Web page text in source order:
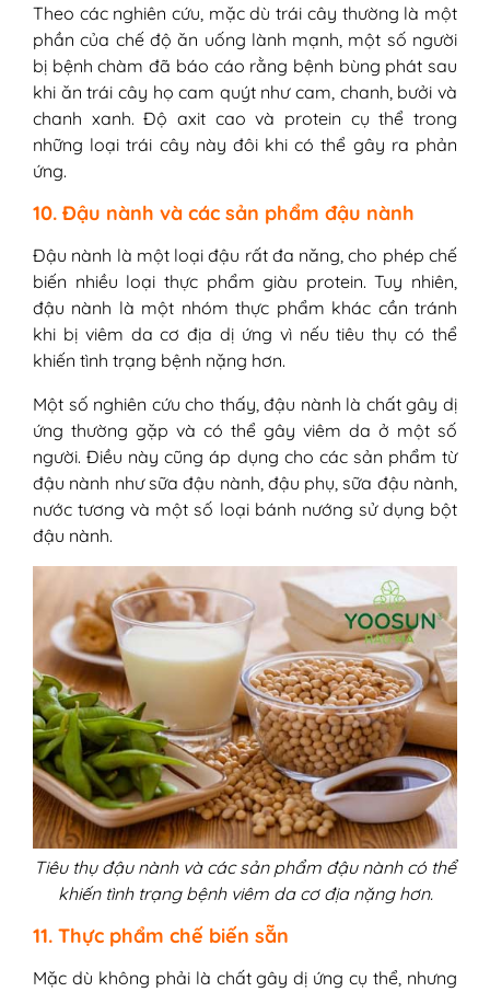
Theo các nghiên cứu, mặc dù trái cây thường là một
phần của chế độ ăn uống lành mạnh, một số người
bị bệnh chàm đã báo cáo rằng bệnh bùng phát sau
khi ăn trái cây họ cam quýt như cam, chanh, bưởi và
chanh xanh. Độ axit cao và protein cụ thể trong
những loại trái cây này đôi khi có thể gây ra phản
ứng.
10. Đậu nành và các sản phẩm đậu nành
Đậu nành là một loại đậu rất đa năng, cho phép chế
biến nhiều loại thực phẩm giàu protein. Tuy nhiên,
đậu nành là một nhóm thực phẩm khác cần tránh
khi bị viêm da cơ địa dị ứng vì nếu tiêu thụ có thể
khiến tình trạng bệnh nặng hơn.
Một số nghiên cứu cho thấy, đậu nành là chất gây dị
ứng thường gặp và có thể gây viêm da ở một số
người. Điều này cũng áp dụng cho các sản phẩm từ
đậu nành như sữa đậu nành, đậu phụ, sữa đậu nành,
nước tương và một số loại bánh nướng sử dụng bột
đậu nành.
Tiêu thụ đậu nành và các sản phẩm đậu nành có thể
khiến tình trạng bệnh viêm da cơ địa nặng hơn.
11. Thực phẩm chế biến sẵn
Mặc dù không phải là chất gây dị ứng cụ thể, nhưng